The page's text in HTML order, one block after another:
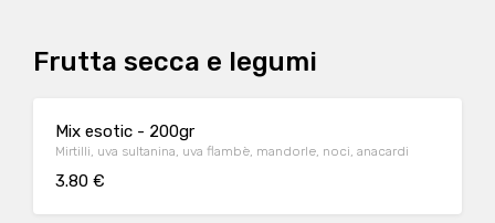
Frutta secca e legumi
Mix esotic - 200gr
Mirtilli, uva sultanina, uva flambè, mandorle, noci, anacardi
3.80 €